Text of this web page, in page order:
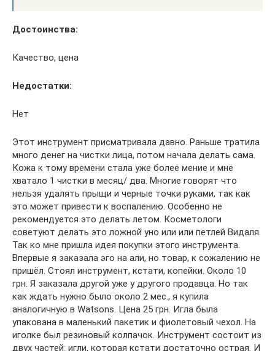
Достоинства:
Качество, цена
Недостатки:
Нет
Этот инструмент присматривала давно. Раньше тратила
много денег на чистки лица, потом начала делать сама.
Кожа к тому времени стала уже более мение и мне
хватало 1 чистки в месяц/ два. Многие говорят что
нельзя удалять прыщи и черные точки руками, так как
это может привести к воспалению. Особенно не
рекомендуется это делать летом. Косметологи
советуют делать это ложной уно или или петлей Видаля.
Так ко мне пришла идея покупки этого инструмента.
Впервые я заказала эго на али, но товар, к сожалению не
пришёл. Стоял инструмент, кстати, копейки. Около 10
грн. Я заказала другой уже у другого продавца. Но так
как ждать нужно было около 2 мес., я купила
аналогичную в Watsons. Цена 25 грн. Игла была
упакована в маленький пакетик и фиолетовый чехол. На
иголке был резиновый колпачок. Инструмент состоит из
двух частей: игли, которая кстати достаточно острая. И